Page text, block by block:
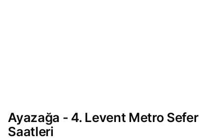
Ayazağa - 4. Levent Metro Sefer
Saatleri